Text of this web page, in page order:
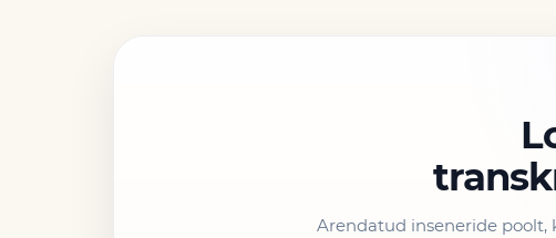
Arendatud inseneride poolt,